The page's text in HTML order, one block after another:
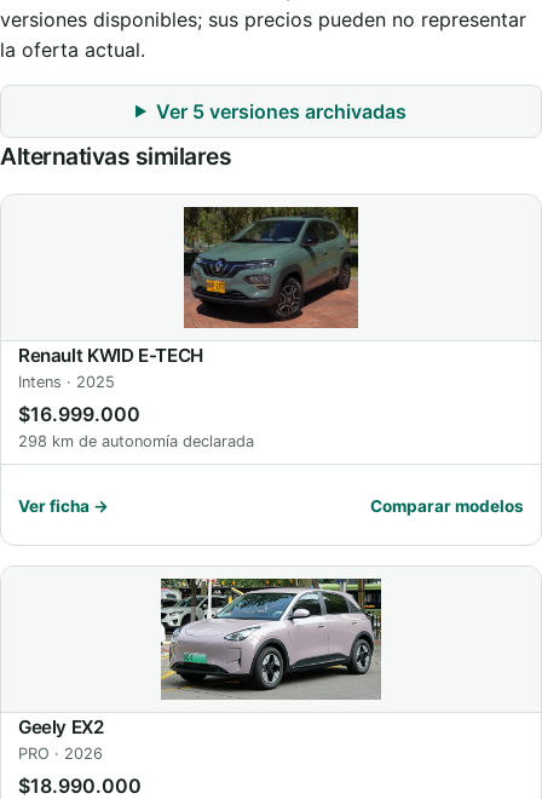
versiones disponibles; sus precios pueden no representar
la oferta actual.
Ver 5 versiones archivadas
Alternativas similares
Renault KWID E-TECH
Intens · 2025
$16.999.000
298 km de autonomía declarada
Ver ficha → Comparar modelos
Geely EX2
PRO · 2026
$18.990.000